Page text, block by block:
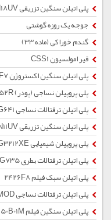
پلی اتیلن سنگین تزریقی 62N18UV
جوجه یک روزه گوشتی
گندم خوراکی (ماده 33)
قیر امولسیون CSS1
پلی اتیلن سنگین اکستروژن 48BF7
پلی پروپیلن نساجی (پودر) HP552R
پلی اتیلن ترفتالات نساجی HomBright TG641
پلی اتیلن سنگین تزریقی 62N11UV
پلی پروپیلن شیمیایی RG3212XE
پلی اتیلن ترفتالات بطری BG735
پلی اتیلن سبک فیلم 2426F8
پلی اتیلن ترفتالات نساجی TG641 MOD
پلی اتیلن سنگین فیلم 50B01M